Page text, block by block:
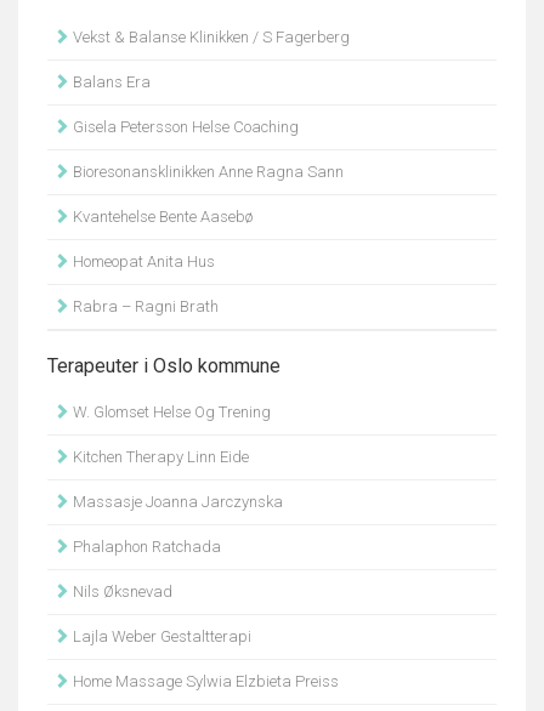
Vekst & Balanse Klinikken / S Fagerberg
Balans Era
Gisela Petersson Helse Coaching
Bioresonansklinikken Anne Ragna Sann
Kvantehelse Bente Aasebø
Homeopat Anita Hus
Rabra – Ragni Brath
Terapeuter i Oslo kommune
W. Glomset Helse Og Trening
Kitchen Therapy Linn Eide
Massasje Joanna Jarczynska
Phalaphon Ratchada
Nils Øksnevad
Lajla Weber Gestaltterapi
Home Massage Sylwia Elzbieta Preiss